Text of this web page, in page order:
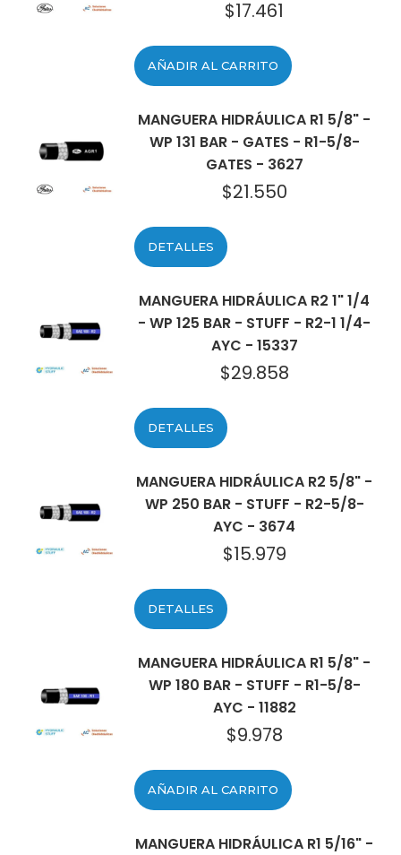
$17.461
AÑADIR AL CARRITO
MANGUERA HIDRÁULICA R1 5/8" -
WP 131 BAR - GATES - R1-5/8-
GATES - 3627
$21.550
DETALLES
MANGUERA HIDRÁULICA R2 1" 1/4
- WP 125 BAR - STUFF - R2-1 1/4-
AYC - 15337
$29.858
DETALLES
MANGUERA HIDRÁULICA R2 5/8" -
WP 250 BAR - STUFF - R2-5/8-
AYC - 3674
$15.979
DETALLES
MANGUERA HIDRÁULICA R1 5/8" -
WP 180 BAR - STUFF - R1-5/8-
AYC - 11882
$9.978
AÑADIR AL CARRITO
MANGUERA HIDRÁULICA R1 5/16" -